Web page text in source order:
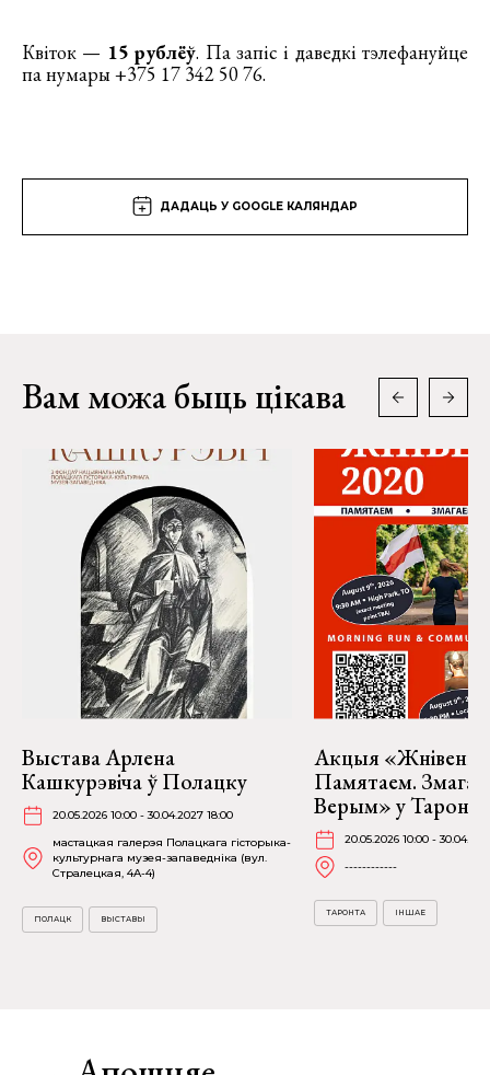
Квіток — 15 рублёў. Па запіс і даведкі тэлефануйце
па нумары +375 17 342 50 76.
ДАДАЦЬ У GOOGLE КАЛЯНДАР
Вам можа быць цікава
Выстава Арлена
Кашкурэвіча ў Полацку
20.05.2026 10:00 - 30.04.2027 18:00
мастацкая галерэя Полацкага гісторыка-
культурнага музея-запаведніка (вул.
Стралецкая, 4A-4)
ПОЛАЦК ВЫСТАВЫ
Акцыя «Жнівень
Памятаем.
Верым» у Таронта
20.05.2026 10:00 -
------------
ТАРОНТА ІНШАЕ